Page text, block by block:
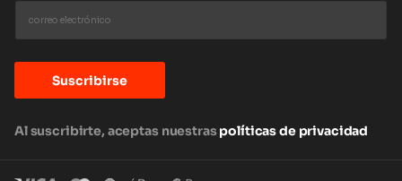
Suscribirse
Al suscribirte, aceptas nuestraspolíticas de privacidad